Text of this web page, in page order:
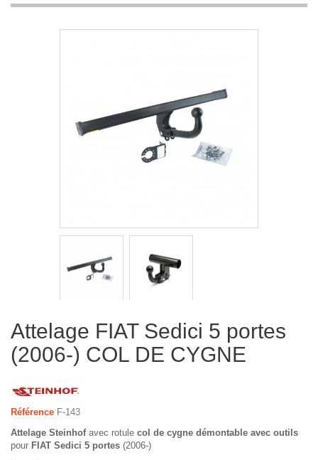
Attelage FIAT Sedici 5 portes
(2006-) COL DE CYGNE
Référence F-143
Attelage Steinhofavec rotule col de cygne démontable avec outils
pour FIAT Sedici 5 portes (2006-)